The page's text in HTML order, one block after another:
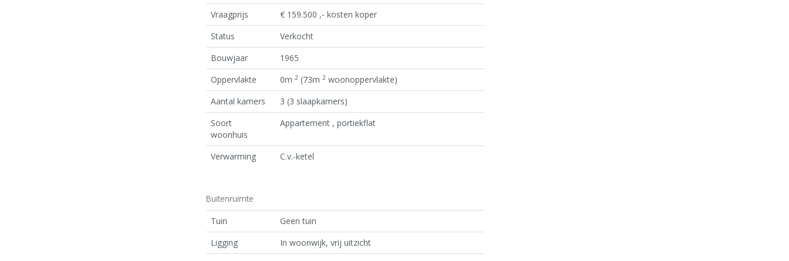
Vraagprijs
€ 159.500 ,- kosten koper
Status
Verkocht
Bouwjaar
1965
Oppervlakte
0m 2 (73m 2 woonoppervlakte)
Aantal kamers
3 (3 slaapkamers)
Soort
woonhuis
Appartement , portiekflat
Verwarming C.v.-ketel
Buitenruimte
Tuin
Geen tuin
Ligging
In woonwijk, vrij uitzicht